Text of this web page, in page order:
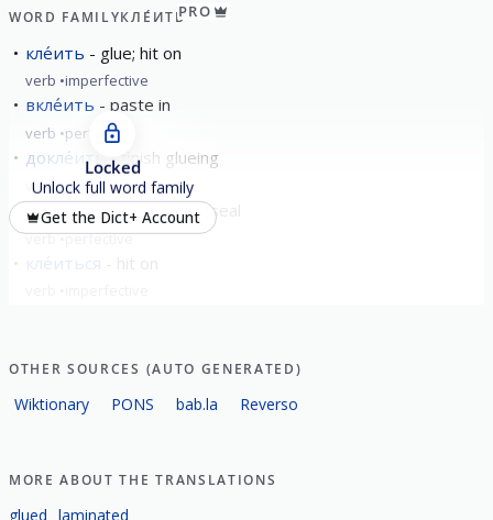
WORD FAMILYКЛЕ́ИТЬPRO
кле́ить glue; hit on
verb imperfective
вкле́ить paste in
verb perfective
докле́ить finish glueing
verb perfective
закле́ить to cover; to seal
verb perfective
кле́иться
Locked
Unlock full word family
Get the Dict+ Account
OTHER SOURCES (AUTO GENERATED)
Wiktionary PONS bab.la Reverso
MORE ABOUT THE TRANSLATIONS
glued laminated